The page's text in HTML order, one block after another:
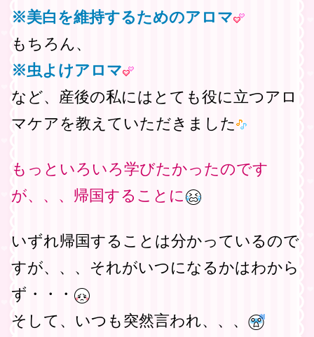
※美白を維持するためのアロマ
もちろん、
※虫よけアロマ
など、産後の私にはとても役に立つアロ
マケアを教えていただきました
もっといろいろ学びたかったのです
が、、、帰国することに
いずれ帰国することは分かっているので
すが、、、それがいつになるかはわから
ず・・・
そして、いつも突然言われ、、、